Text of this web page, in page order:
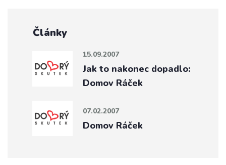
Články
15.09.2007
Jak to nakonec dopadlo:
Domov Ráček
07.02.2007
Domov Ráček